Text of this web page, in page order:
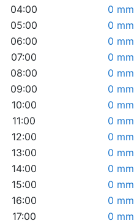
04:00
0 mm
05:00
0 mm
06:00
0 mm
07:00
0 mm
08:00
0 mm
09:00
0 mm
10:00
0 mm
11:00
0 mm
12:00
0 mm
13:00
0 mm
14:00
0 mm
15:00
0 mm
16:00
0 mm
17:00
0 mm